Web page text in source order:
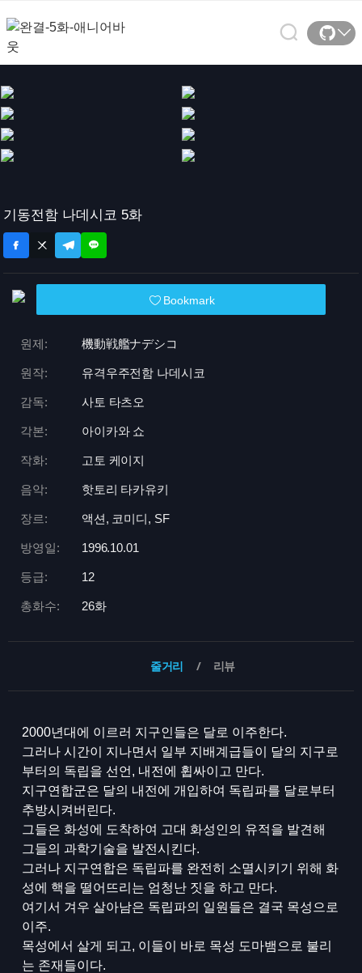
기동전함 나데시코 5화
Bookmark
원제: 機動戦艦ナデシコ
원작: 유격우주전함 나데시코
감독: 사토 타츠오
각본: 아이카와 쇼
작화: 고토 케이지
음악: 핫토리 타카유키
장르: 액션, 코미디, SF
방영일: 1996.10.01
등급: 12
총화수: 26화
줄거리 리뷰
2000년대에 이르러 지구인들은 달로 이주한다.
그러나 시간이 지나면서 일부 지배계급들이 달의 지구로
부터의 독립을 선언, 내전에 휩싸이고 만다.
지구연합군은 달의 내전에 개입하여 독립파를 달로부터
추방시켜버린다.
그들은 화성에 도착하여 고대 화성인의 유적을 발견해
그들의 과학기술을 발전시킨다.
그러나 지구연합은 독립파를 완전히 소멸시키기 위해 화
성에 핵을 떨어뜨리는 엄청난 짓을 하고 만다.
여기서 겨우 살아남은 독립파의 일원들은 결국 목성으로
이주.
목성에서 살게 되고, 이들이 바로 목성 도마뱀으로 불리
는 존재들이다.